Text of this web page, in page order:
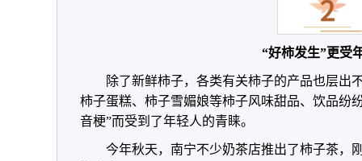
“好柿发生”更受
除了新鲜柿子，各类有关柿子的产品也层出
柿子蛋糕、柿子雪媚娘等柿子风味甜品、饮品纷
音梗”而受到了年轻人的青睐。
今年秋天，南宁不少奶茶店推出了柿子茶，